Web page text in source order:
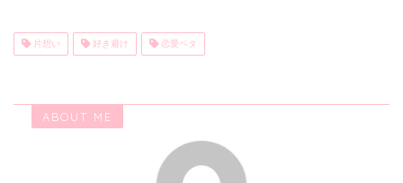
片想い 好き避け 恋愛ベタ
ABOUT ME